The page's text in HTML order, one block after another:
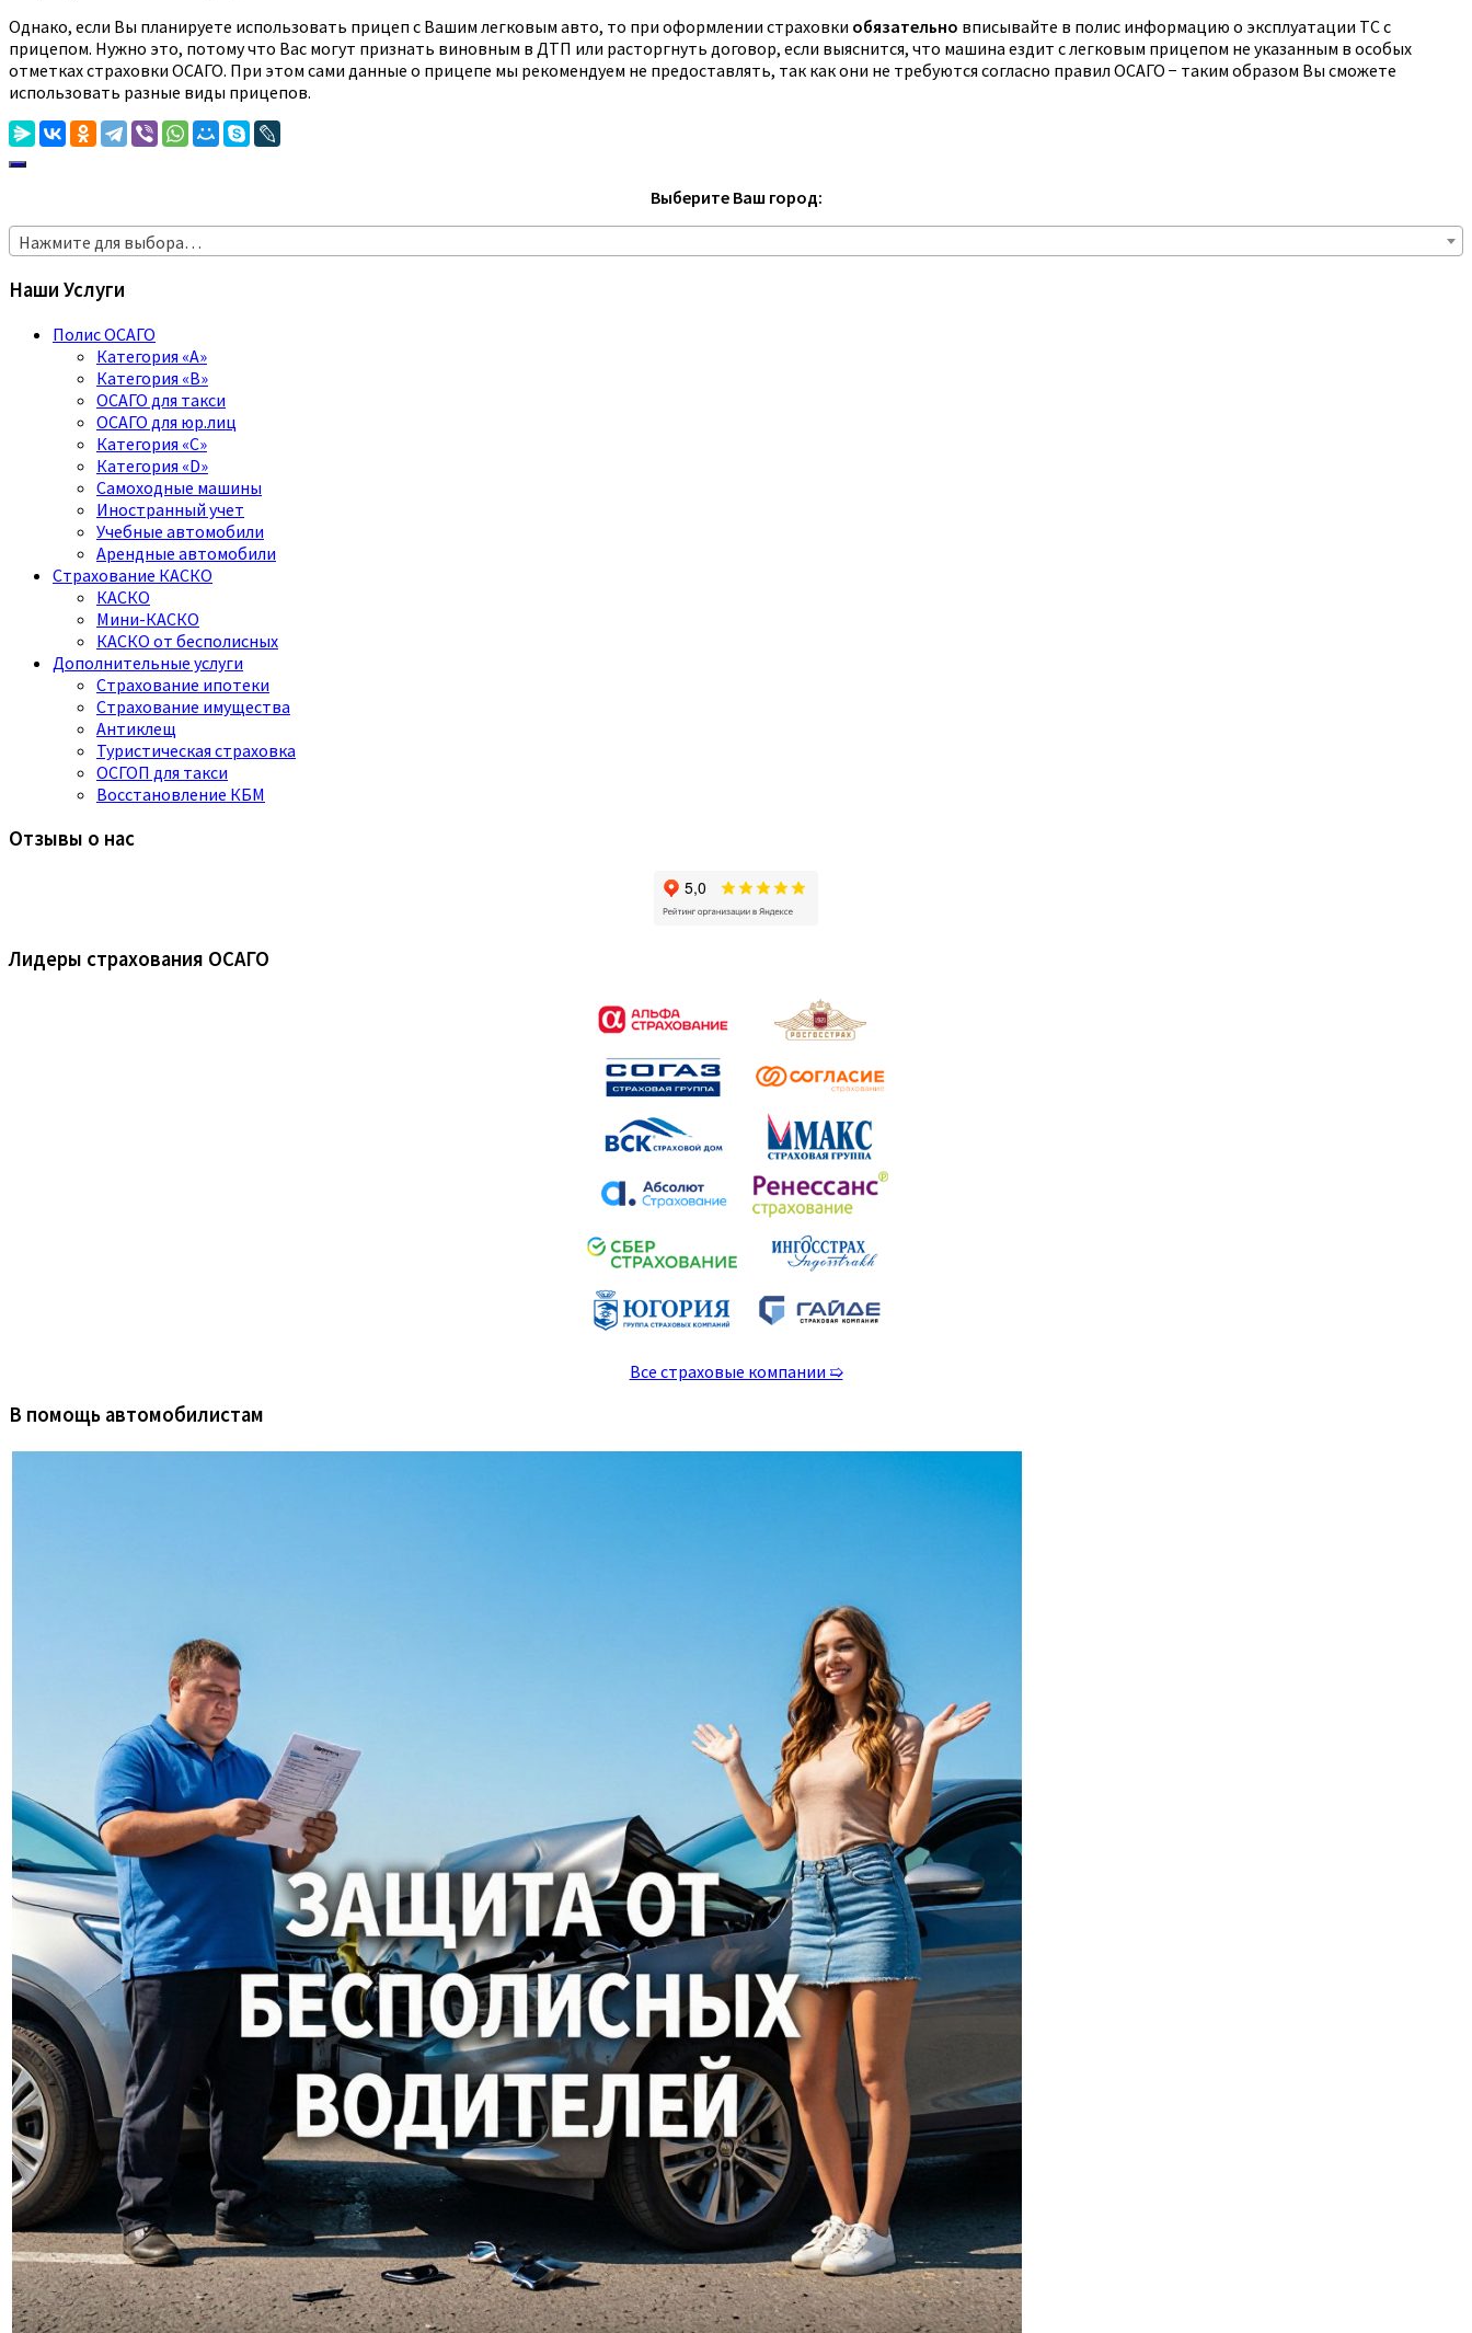
Однако, если Вы планируете использовать прицеп с Вашим легковым авто, то при оформлении страховки обязательно вписывайте в полис информацию о эксплуатации ТС с
прицепом. Нужно это, потому что Вас могут признать виновным в ДТП или расторгнуть договор, если выяснится, что машина ездит с легковым прицепом не указанным в особых
отметках страховки ОСАГО. При этом сами данные о прицепе мы рекомендуем не предоставлять, так как они не требуются согласно правил ОСАГО − таким образом Вы сможете
использовать разные виды прицепов.
Выберите Ваш город:
Нажмите для выбора…
Наши Услуги
Полис ОСАГО
Категория «A»
Категория «B»
ОСАГО для такси
ОСАГО для юр.лиц
Категория «C»
Категория «D»
Самоходные машины
Иностранный учет
Учебные автомобили
Арендные автомобили
Страхование КАСКО
КАСКО
Мини-КАСКО
КАСКО от бесполисных
Дополнительные услуги
Страхование ипотеки
Страхование имущества
Антиклещ
Туристическая страховка
ОСГОП для такси
Восстановление КБМ
Отзывы о нас
Лидеры страхования ОСАГО
Все страховые компании ➯
В помощь автомобилистам